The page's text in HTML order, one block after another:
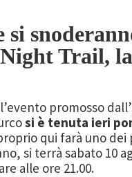
si
Trail,
promosso dall’
si è tenuta ieri
qui farà uno dei
si terrà sabato 10
alle ore 21.00.